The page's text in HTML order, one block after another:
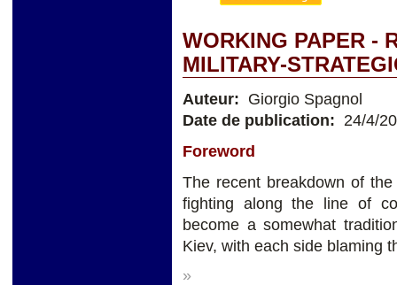
WORKING PAPER -
MILITARY-
Auteur: Giorgio Spagnol
Date de publication: 24/4/
Foreword
The recent breakdown of
fighting along the line of
become a somewhat
Kiev, with each side blaming
»